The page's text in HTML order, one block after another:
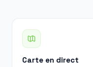
Carte en direct